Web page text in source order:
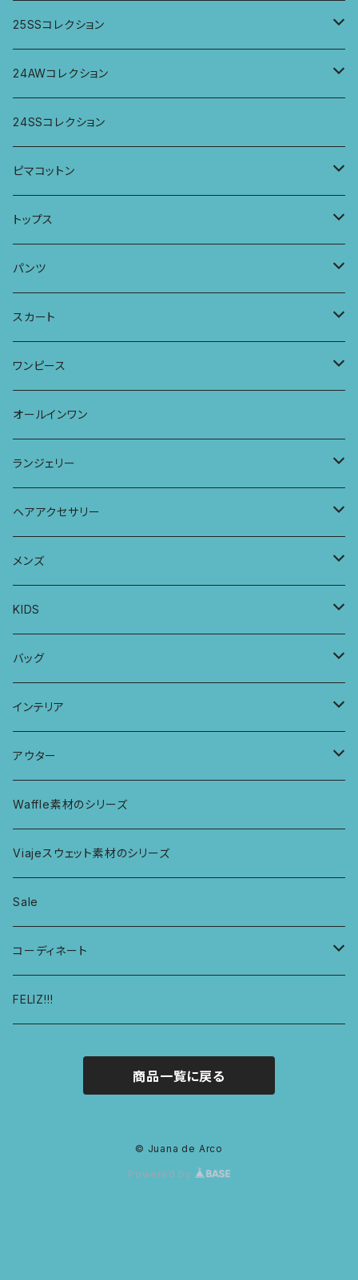
ジャケット、羽織
パンツ
ワンピース
トップス
パンツ
スカート
パーカー
25SSコレクション
トップス
パンツ
ワンピース
24AWコレクション
ワイドパンツ
ロングスリーブトップス
ロングスリーブワンピース
Tシャツ
パーカー
ワンピース
24SSコレクション
ピマコットン
Tシャツ
フレンチスリーブラウス
サーフパンツ
ドレス
ストール
トップス
タンクトップ・キャミソール
タンクトップ
キャミソール
ワイドTシャツ
チュニックTシャツ
七分袖トップス
ラグランスリーブトップス
パンツ
アラジンパンツ
ポケット付きアラジンパンツ
ワイドパンツ
ポケット付きワイドパンツ
レギンス
バブーチャ
スカート
マキシスカート
ワンピース
ワンピース
オールインワン
スリップワンピース
ビルヘンワンピース
半袖ワンピース
オールインワン
ランジェリー
ブラ
ヨガトップ
カシュクールブラ
ショーツ
プレーンショーツ
ボンバチャショーツ
総レースショーツ
レディースボクサー
ヘアアクセサリー
リボンシュシュ
シュシュ
ヘアターバン
三つ編み紐
メンズ
メンズボクサー
パンツ
トップス
KIDS
KIDS 羽根つきTシャツ
KIDS Tシャツ
KIDS ロングスリーブトップス
KIDS ラグランスリーブ長袖トップス
KIDS アラジンパンツ
KIDS ジョギングパンツ
KIDS レギンス
KIDS スウェットパーカー
バッグ
PCケース
マルシェバッグ
インテリア
カーテン
ラグ
なべつかみ
プフ
アウター
パーカー
ジャケット
Waffle素材のシリーズ
Viajeスウェット素材のシリーズ
Sale
コーディネート
コーディネート1
FELIZ!!!
商品一覧に戻る
© Juana de Arco
Powered by